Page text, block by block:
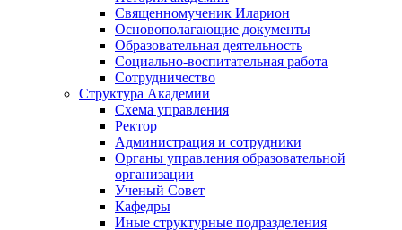
Священномученик Иларион
Основополагающие документы
Образовательная деятельность
Социально-воспитательная работа
Сотрудничество
Структура Академии
Схема управления
Ректор
Администрация и сотрудники
Органы управления образовательной
организации
Ученый Совет
Кафедры
Иные структурные подразделения